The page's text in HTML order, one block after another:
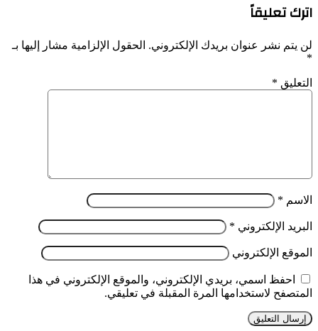
اترك تعليقاً
لن يتم نشر عنوان بريدك الإلكتروني. الحقول الإلزامية مشار إليها بـ
*
التعليق *
الاسم *
البريد الإلكتروني *
الموقع الإلكتروني
احفظ اسمي، بريدي الإلكتروني، والموقع الإلكتروني في هذا
المتصفح لاستخدامها المرة المقبلة في تعليقي.